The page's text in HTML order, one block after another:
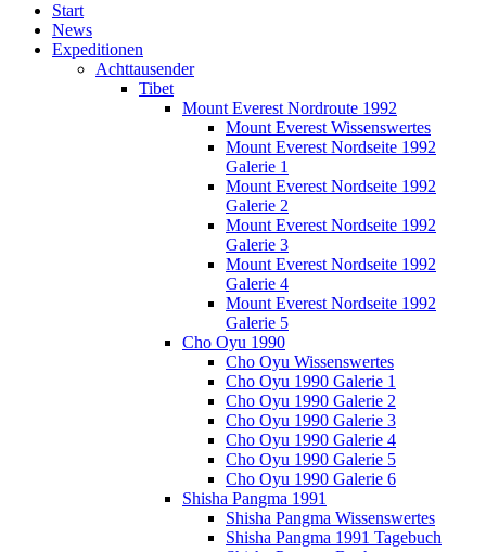
Start
News
Expeditionen
Achttausender
Tibet
Mount Everest Nordroute 1992
Mount Everest Wissenswertes
Mount Everest Nordseite 1992
Galerie 1
Mount Everest Nordseite 1992
Galerie 2
Mount Everest Nordseite 1992
Galerie 3
Mount Everest Nordseite 1992
Galerie 4
Mount Everest Nordseite 1992
Galerie 5
Cho Oyu 1990
Cho Oyu Wissenswertes
Cho Oyu 1990 Galerie 1
Cho Oyu 1990 Galerie 2
Cho Oyu 1990 Galerie 3
Cho Oyu 1990 Galerie 4
Cho Oyu 1990 Galerie 5
Cho Oyu 1990 Galerie 6
Shisha Pangma 1991
Shisha Pangma Wissenswertes
Shisha Pangma 1991 Tagebuch